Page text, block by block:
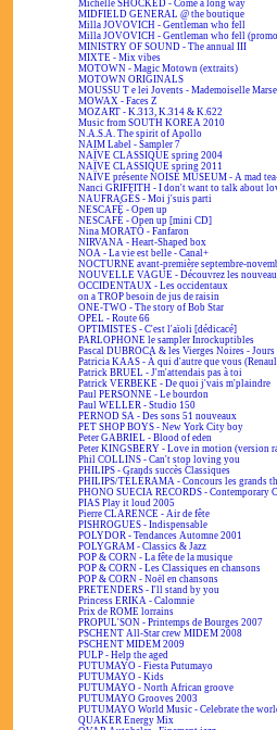
Michelle SHOCKED - Come a long way
MIDFIELD GENERAL @ the boutique
Milla JOVOVICH - Gentleman who fell
Milla JOVOVICH - Gentleman who fell
MINISTRY OF SOUND - The annual III
MIXTE - Mix vibes
MOTOWN - Magic Motown (extraits)
MOTOWN ORIGINALS
MOUSSU T e lei Jovents - Mademoiselle
MOWAX - Faces Z
MOZART - K.313, K.314 & K.622
Music from SOUTH KOREA 2010
N.A.S.A. The spirit of Apollo
NAIM Label - Sampler 7
NAÏVE CLASSIQUE spring 2004
NAÏVE CLASSIQUE spring 2011
NAÏVE présente NOISE MUSEUM - A mad
Nanci GRIFFITH - I don't want to talk about
NAUFRAGÉS - Moi j'suis parti
NESCAFÉ - Open up
NESCAFÉ - Open up [mini CD]
Nina MORATO - Fanfaron
NIRVANA - Heart-Shaped box
NOA - La vie est belle - Canal+
NOCTURNE avant-première septembre-
NOUVELLE VAGUE - Découvrez les
OCCIDENTAUX - Les occidentaux
on a TROP besoin de jus de raisin
ONE-TWO - The story of Bob Star
OPEL - Route 66
OPTIMISTES - C'est l'aïoli [dédicacé]
PARLOPHONE le sampler Inrockuptibles
Pascal DUBROCA & les Vierges Noires -
Patricia KAAS - À qui d'autre que vous
Patrick BRUEL - J'm'attendais pas à toi
Patrick VERBEKE - De quoi j'vais m'plaindre
Paul PERSONNE - Le bourdon
Paul WELLER - Studio 150
PERNOD SA - Des sons 51 nouveaux
PET SHOP BOYS - New York City boy
Peter GABRIEL - Blood of eden
Peter KINGSBERY - Love in motion (version
Phil COLLINS - Can't stop loving you
PHILIPS - Grands succès Classiques
PHILIPS/TÉLÉRAMA - Concours les grands
PHONO SUECIA RECORDS - Contemporary
PIAS Play it loud 2005
Pierre CLARENCE - Air de fête
PISHROGUES - Indispensable
POLYDOR - Tendances Automne 2001
POLYGRAM - Classics & Jazz
POP & CORN - La fête de la musique
POP & CORN - Les Classiques en chansons
POP & CORN - Noël en chansons
PRETENDERS - I'll stand by you
Princess ERIKA - Calomnie
Prix de ROME lorrains
PROPUL'SON - Printemps de Bourges 2007
PSCHENT All-Star crew MIDEM 2008
PSCHENT MIDEM 2009
PULP - Help the aged
PUTUMAYO - Fiesta Putumayo
PUTUMAYO - Kids
PUTUMAYO - North African groove
PUTUMAYO Grooves 2003
PUTUMAYO World Music - Celebrate the
QUAKER Energy Mix